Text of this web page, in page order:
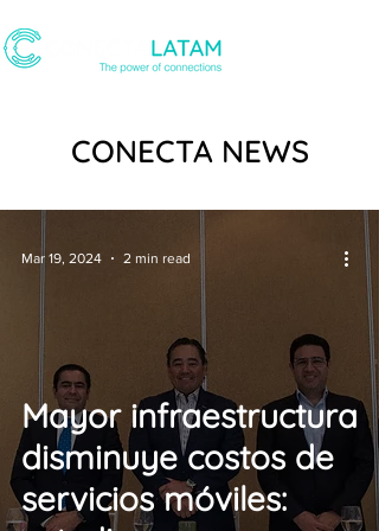
CONECTA NEWS
Mayor infraestructura
disminuye costos de
servicios móviles:
Mar 19, 2024 2 min read